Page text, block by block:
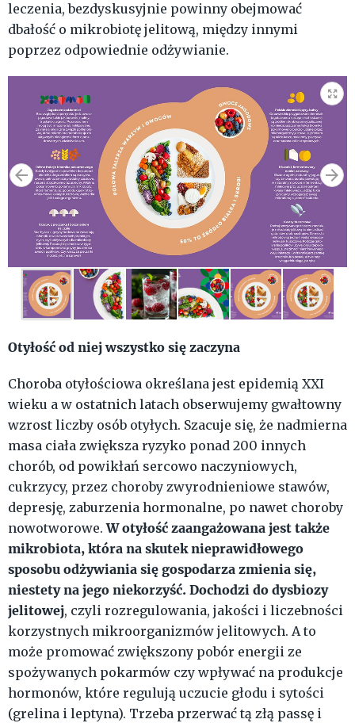
leczenia, bezdyskusyjnie powinny obejmować
dbałość o mikrobiotę jelitową, między innymi
poprzez odpowiednie odżywianie.
Otyłość od niej wszystko się zaczyna
Choroba otyłościowa określana jest epidemią XXI
wieku a w ostatnich latach obserwujemy gwałtowny
wzrost liczby osób otyłych. Szacuje się, że nadmierna
masa ciała zwiększa ryzyko ponad 200 innych
chorób, od powikłań sercowo naczyniowych,
cukrzycy, przez choroby zwyrodnieniowe stawów,
depresję, zaburzenia hormonalne, po nawet choroby
nowotworowe.W otyłość zaangażowana jest także
mikrobiota, która na skutek nieprawidłowego
sposobu odżywiania się gospodarza zmienia się,
niestety na jego niekorzyść. Dochodzi do dysbiozy
jelitowej, czyli rozregulowania, jakości i liczebności
korzystnych mikroorganizmów jelitowych. A to
może promować zwiększony pobór energii ze
spożywanych pokarmów czy wpływać na produkcje
hormonów, które regulują uczucie głodu i sytości
(grelina i leptyna). Trzeba przerwać tą złą passę i